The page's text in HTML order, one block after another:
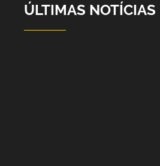
ÚLTIMAS NOTÍCIAS